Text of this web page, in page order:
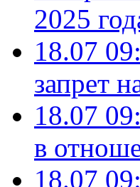
2025
18.07
запрет
18.07
в
18.07